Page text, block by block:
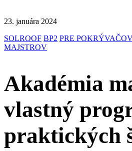
23. januára 2024
SOLROOF BP2 PRE
MAJSTROV
Akadémia
vlastný
praktických